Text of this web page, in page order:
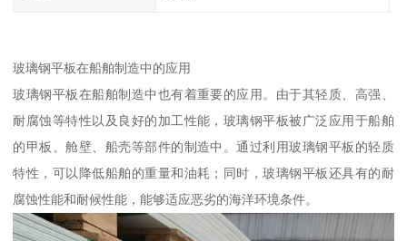
玻璃钢平板在船舶制造中的应用
玻璃钢平板在船舶制造中也有着重要的应用。由于其轻质、高强、
耐腐蚀等特性以及良好的加工性能，玻璃钢平板被广泛应用于船舶
的甲板、舱壁、船壳等部件的制造中。通过利用玻璃钢平板的轻质
特性，可以降低船舶的重量和油耗；同时，玻璃钢平板还具有的耐
腐蚀性能和耐候性能，能够适应恶劣的海洋环境条件。